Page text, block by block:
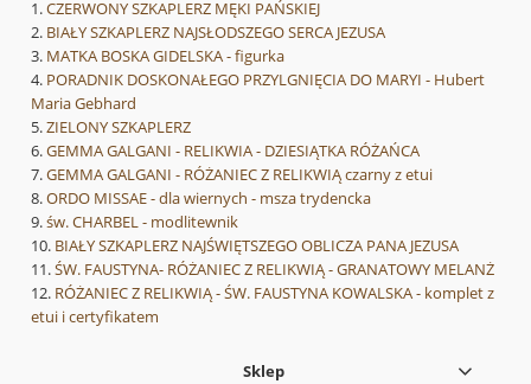
CZERWONY SZKAPLERZ MĘKI PAŃSKIEJ
BIAŁY SZKAPLERZ NAJSŁODSZEGO SERCA JEZUSA
MATKA BOSKA GIDELSKA - figurka
PORADNIK DOSKONAŁEGO PRZYLGNIĘCIA DO MARYI - Hubert
Maria Gebhard
ZIELONY SZKAPLERZ
GEMMA GALGANI - RELIKWIA - DZIESIĄTKA RÓŻAŃCA
GEMMA GALGANI - RÓŻANIEC Z RELIKWIĄ czarny z etui
ORDO MISSAE - dla wiernych - msza trydencka
św. CHARBEL - modlitewnik
BIAŁY SZKAPLERZ NAJŚWIĘTSZEGO OBLICZA PANA JEZUSA
ŚW. FAUSTYNA- RÓŻANIEC Z RELIKWIĄ - GRANATOWY MELANŻ
RÓŻANIEC Z RELIKWIĄ - ŚW. FAUSTYNA KOWALSKA - komplet z
etui i certyfikatem
Sklep